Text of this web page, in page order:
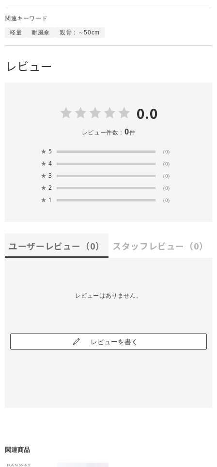
関連キーワード
軽量 耐風傘 親骨：～50cm
レビュー
0.0
レビュー件数： 0件
★ 5 (0)
★ 4 (0)
★ 3 (0)
★ 2 (0)
★ 1 (0)
ユーザーレビュー （0） スタッフレビュー （0）
レビューはありません。
レビューを書く
関連商品